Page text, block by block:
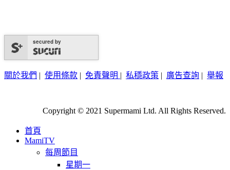
secured by
關於我們 | 使用條款 | 免責聲明 | 私穩政策 | 廣告查詢 | 舉報
Copyright © 2021 Supermami Ltd. All Rights Reserved.
首頁
MamiTV
每周節目
星期一